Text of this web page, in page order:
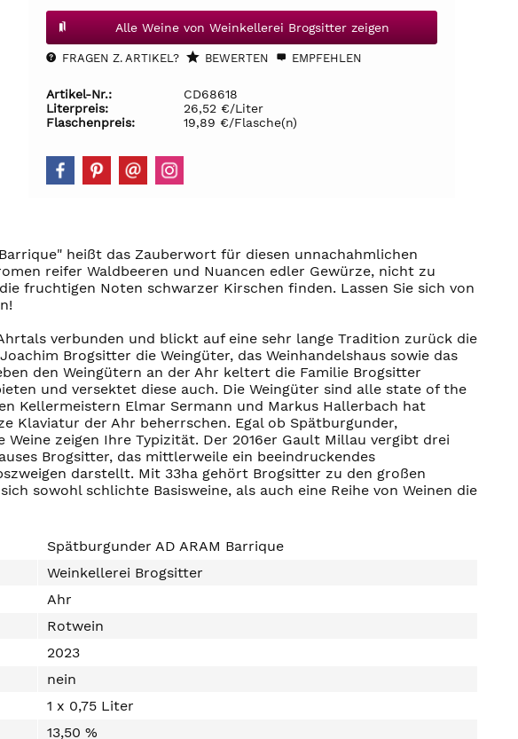
Alle Weine von Weinkellerei Brogsitter zeigen
FRAGEN Z. ARTIKEL? BEWERTEN EMPFEHLEN
Artikel-Nr.:
CD68618
Literpreis:
26,52 €/Liter
Flaschenpreis:
19,89 €/Flasche(n)
heißt das Zauberwort für diesen unnachahmlichen
reifer Waldbeeren und Nuancen edler Gewürze, nicht zu
fruchtigen Noten schwarzer Kirschen finden. Lassen Sie sich von
verbunden und blickt auf eine sehr lange Tradition zurück die
Brogsitter die Weingüter, das Weinhandelshaus sowie das
den Weingütern an der Ahr keltert die Familie Brogsitter
und versektet diese auch. Die Weingüter sind alle state of the
Kellermeistern Elmar Sermann und Markus Hallerbach hat
Klaviatur der Ahr beherrschen. Egal ob Spätburgunder,
zeigen Ihre Typizität. Der 2016er Gault Millau vergibt drei
Brogsitter, das mittlerweile ein beeindruckendes
darstellt. Mit 33ha gehört Brogsitter zu den großen
sowohl schlichte Basisweine, als auch eine Reihe von Weinen die
Spätburgunder AD ARAM Barrique
Weinkellerei Brogsitter
Ahr
Rotwein
2023
nein
1 x 0,75 Liter
13,50 %